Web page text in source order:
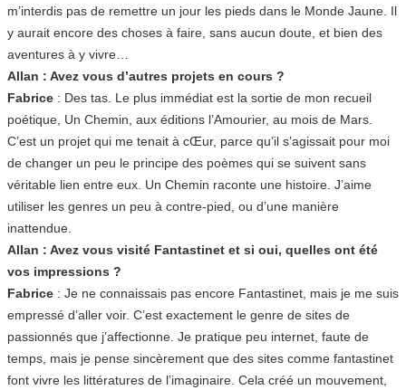
m’interdis pas de remettre un jour les pieds dans le Monde Jaune. Il
y aurait encore des choses à faire, sans aucun doute, et bien des
aventures à y vivre…
Allan : Avez vous d’autres projets en cours ?
Fabrice : Des tas. Le plus immédiat est la sortie de mon recueil
poétique, Un Chemin, aux éditions l’Amourier, au mois de Mars.
C’est un projet qui me tenait à cŒur, parce qu’il s’agissait pour moi
de changer un peu le principe des poèmes qui se suivent sans
véritable lien entre eux. Un Chemin raconte une histoire. J’aime
utiliser les genres un peu à contre-pied, ou d’une manière
inattendue.
Allan : Avez vous visité Fantastinet et si oui, quelles ont été
vos impressions ?
Fabrice : Je ne connaissais pas encore Fantastinet, mais je me suis
empressé d’aller voir. C’est exactement le genre de sites de
passionnés que j’affectionne. Je pratique peu internet, faute de
temps, mais je pense sincèrement que des sites comme fantastinet
font vivre les littératures de l’imaginaire. Cela créé un mouvement,